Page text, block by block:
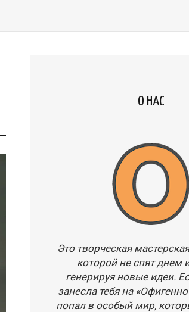
О НАС
Это творческая
которой не спят днем
генерируя новые идеи.
занесла тебя на
попал в особый мир,